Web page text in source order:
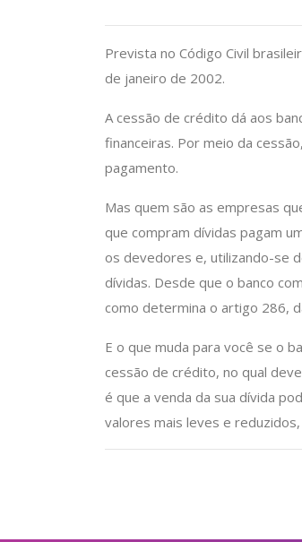
Prevista no Código Civil
de janeiro de 2002.
A cessão de crédito dá aos
financeiras. Por meio da
pagamento.
Mas quem são as empresas
que compram dívidas pagam
os devedores e, utilizando-se
dívidas. Desde que o banco
como determina o artigo 286,
E o que muda para você se o
cessão de crédito, no qual
é que a venda da sua dívida
valores mais leves e